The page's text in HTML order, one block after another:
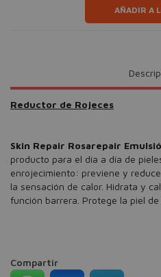
AÑADIR A
Reductor de Rojeces
Skin Repair Rosarepair
producto para el día a día de
enrojecimiento: previene y
la sensación de calor. Hidrata y
función barrera. Protege la piel
Compartir